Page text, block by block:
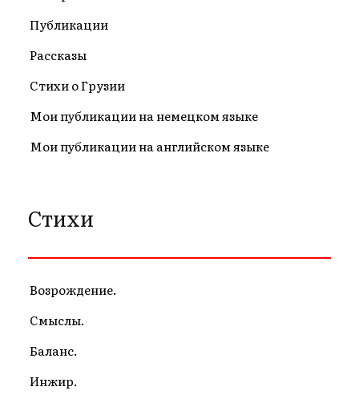
Публикации
Рассказы
Стихи о Грузии
Мои публикации на немецком языке
Мои публикации на английском языке
Стихи
Возрождение.
Смыслы.
Баланс.
Инжир.